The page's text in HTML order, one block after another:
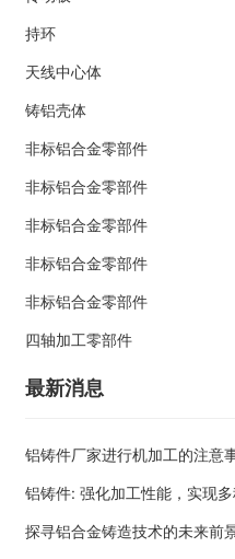
持环
天线中心体
铸铝壳体
非标铝合金零部件
非标铝合金零部件
非标铝合金零部件
非标铝合金零部件
非标铝合金零部件
四轴加工零部件
最新消息
铝铸件厂家进行机加工的注意
铝铸件: 强化加工性能，实现
探寻铝合金铸造技术的未来前